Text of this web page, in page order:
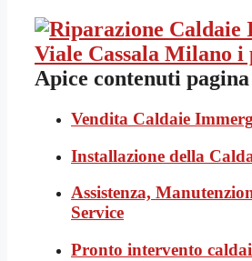
Apice contenuti pagina
Vendita Caldaie
Installazione della
Assistenza,
Service
Pronto intervento